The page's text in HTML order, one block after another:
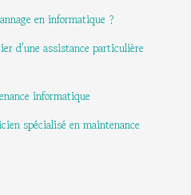
en informatique ?
d’une assistance particulière
informatique
spécialisé en maintenance